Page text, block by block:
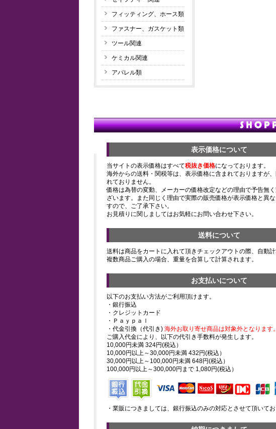
フィッティング、ホース類
ファスナー、ガスケット類
ツール関連
ケミカル関連
アパレル類
表示価格について
当サイトの表示価格はすべて税抜き価格になっております。
海外からの送料・関税等は、表示価格に含まれておりますが
れておりません。
価格は為替の変動、メーカーの価格改定などの理由で予告無
ざいます。また同じく理由で実際の販売価格が表示価格と異
すので、ご了承下さい。
お見積りに関しましてはお気軽にお問い合わせ下さい。
送料について
送料は商品をカートに入れて頂きチェックアウトの際、自動計
複数商品ご購入の場合、重量を合算して計算されます。
お支払いについて
以下のお支払い方法がご利用頂けます。
・銀行振込
・クレジットカード
・Ｐａｙｐａｌ
・代金引換（代引き) 海外お取り寄せ商品は対象外となります。
ご購入代金により、以下の代引き手数料が発生します。
10,000円未満 324円(税込）
10,000円以上～30,000円未満 432円(税込）
30,000円以上～100,000円未満 648円(税込）
100,000円以上～300,000円まで 1,080円(税込）
・業販につきましては、銀行振込のみの対応とさせて頂いてお